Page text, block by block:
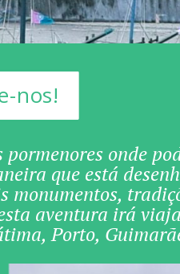
nos!
onde
que está
aventura irá
Porto,